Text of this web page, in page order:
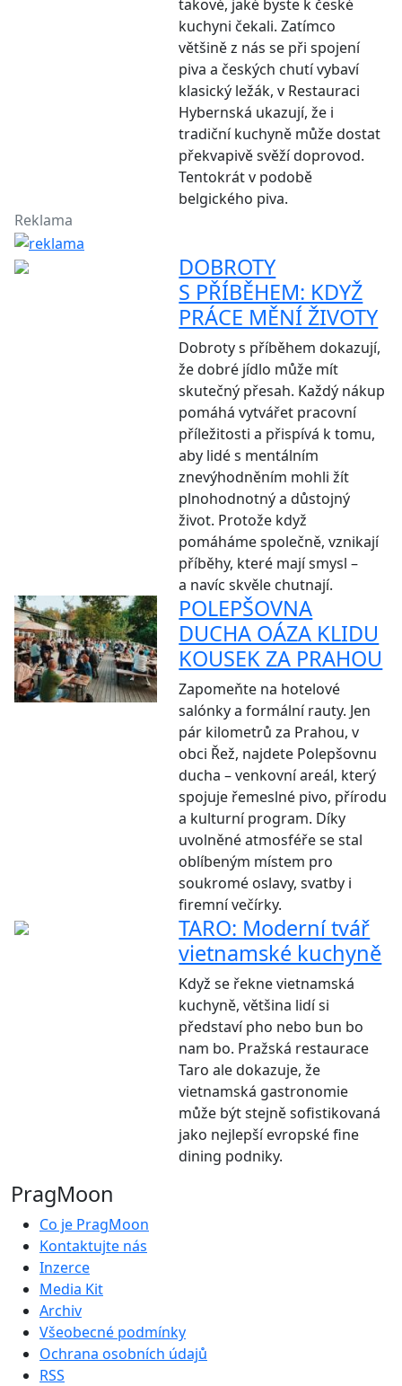
takové, jaké byste k české
kuchyni čekali. Zatímco
většině z nás se při spojení
piva a českých chutí vybaví
klasický ležák, v Restauraci
Hybernská ukazují, že i
tradiční kuchyně může dostat
překvapivě svěží doprovod.
Tentokrát v podobě
belgického piva.
Reklama
DOBROTY
S PŘÍBĚHEM: KDYŽ
PRÁCE MĚNÍ ŽIVOTY
Dobroty s příběhem dokazují,
že dobré jídlo může mít
skutečný přesah. Každý nákup
pomáhá vytvářet pracovní
příležitosti a přispívá k tomu,
aby lidé s mentálním
znevýhodněním mohli žít
plnohodnotný a důstojný
život. Protože když
pomáháme společně, vznikají
příběhy, které mají smysl –
a navíc skvěle chutnají.
POLEPŠOVNA
DUCHA OÁZA KLIDU
KOUSEK ZA PRAHOU
Zapomeňte na hotelové
salónky a formální rauty. Jen
pár kilometrů za Prahou, v
obci Řež, najdete Polepšovnu
ducha – venkovní areál, který
spojuje řemeslné pivo, přírodu
a kulturní program. Díky
uvolněné atmosféře se stal
oblíbeným místem pro
soukromé oslavy, svatby i
firemní večírky.
TARO: Moderní tvář
vietnamské kuchyně
Když se řekne vietnamská
kuchyně, většina lidí si
představí pho nebo bun bo
nam bo. Pražská restaurace
Taro ale dokazuje, že
vietnamská gastronomie
může být stejně sofistikovaná
jako nejlepší evropské fine
dining podniky.
PragMoon
Co je PragMoon
Kontaktujte nás
Inzerce
Media Kit
Archiv
Všeobecné podmínky
Ochrana osobních údajů
RSS